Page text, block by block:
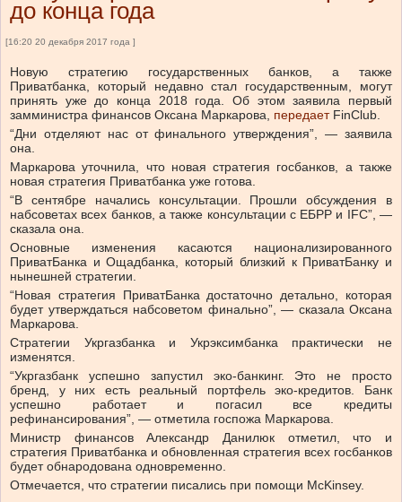
до конца года
[16:20 20 декабря 2017 года ]
Новую стратегию государственных банков, а также
Приватбанка, который недавно стал государственным, могут
принять уже до конца 2018 года. Об этом заявила первый
замминистра финансов Оксана Маркарова, передаетFinClub.
“Дни отделяют нас от финального утверждения”, — заявила
она.
Маркарова уточнила, что новая стратегия госбанков, а также
новая стратегия Приватбанка уже готова.
“В сентябре начались консультации. Прошли обсуждения в
набсоветах всех банков, а также консультации с ЕБРР и IFC”, —
сказала она.
Основные изменения касаются национализированного
ПриватБанка и Ощадбанка, который близкий к ПриватБанку и
нынешней стратегии.
“Новая стратегия ПриватБанка достаточно детально, которая
будет утверждаться набсоветом финально”, — сказала Оксана
Маркарова.
Стратегии Укргазбанка и Укрэксимбанка практически не
изменятся.
“Укргазбанк успешно запустил эко-банкинг. Это не просто
бренд, у них есть реальный портфель эко-кредитов. Банк
успешно работает и погасил все кредиты
рефинансирования”, — отметила госпожа Маркарова.
Министр финансов Александр Данилюк отметил, что и
стратегия Приватбанка и обновленная стратегия всех госбанков
будет обнародована одновременно.
Отмечается, что стратегии писались при помощи McKinsey.